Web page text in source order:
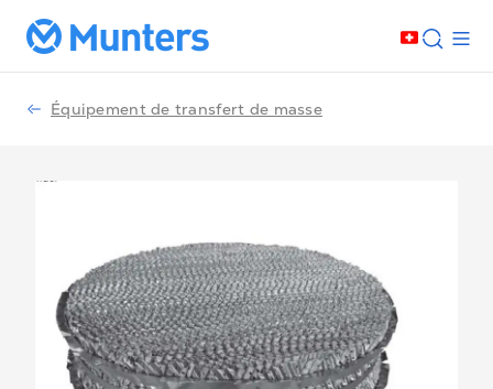
Équipement de transfert de masse